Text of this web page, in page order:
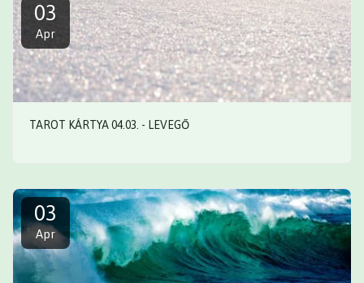
03
Apr
TAROT KÁRTYA 04.03. - LEVEGŐ
03
Apr